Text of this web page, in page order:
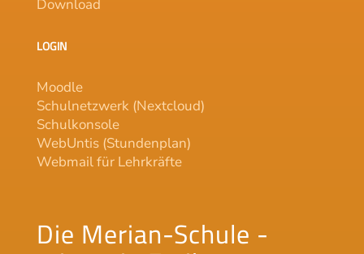
Download
LOGIN
Moodle
Schulnetzwerk (Nextcloud)
Schulkonsole
WebUntis (Stundenplan)
Webmail für Lehrkräfte
Die Merian-Schule -